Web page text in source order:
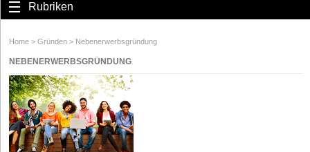
Rubriken
Home > Gründen > Nebenerwerbsgründung
NEBENERWERBSGRÜNDUNG